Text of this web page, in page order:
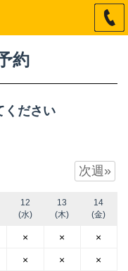
約
ください
次週»
12
(水)
×
×
13
(木)
×
×
14
(金)
×
×